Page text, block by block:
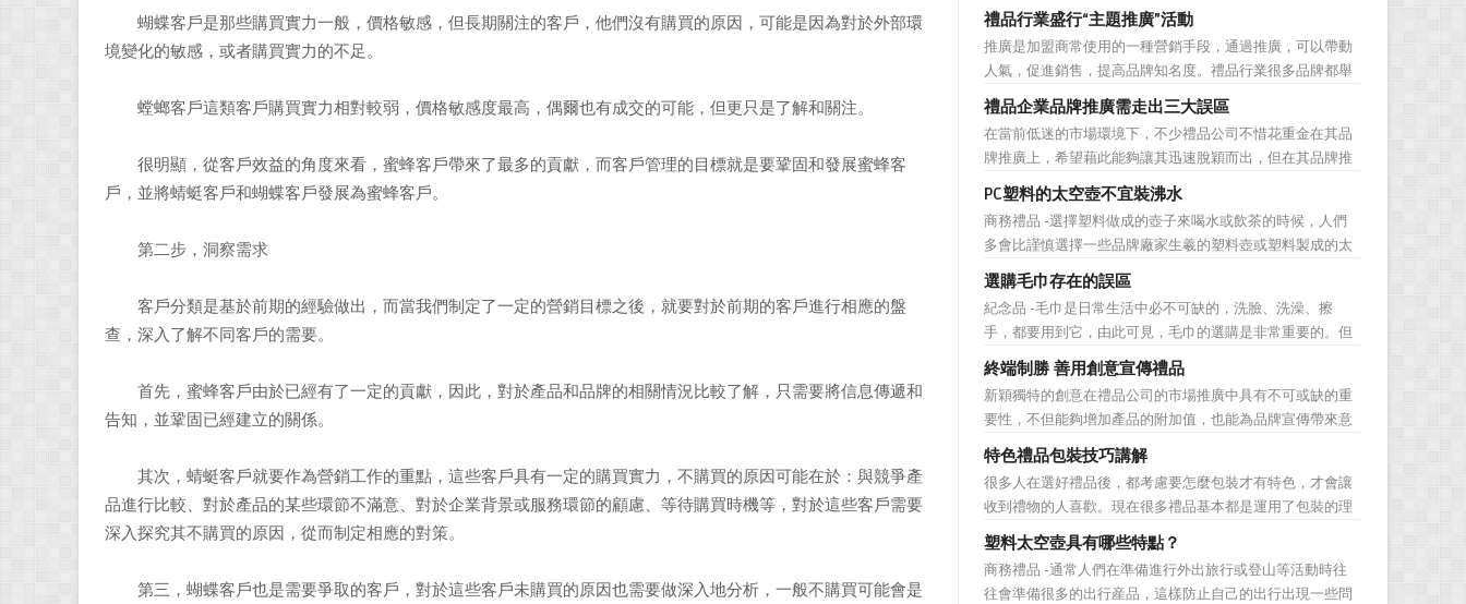
蝴蝶客戶是那些購買實力一般，價格敏感，但長期關注的客戶，他們沒有購買的原因，可能是因為對於外部環
境變化的敏感，或者購買實力的不足。
螳螂客戶這類客戶購買實力相對較弱，價格敏感度最高，偶爾也有成交的可能，但更只是了解和關注。
很明顯，從客戶效益的角度來看，蜜蜂客戶帶來了最多的貢獻，而客戶管理的目標就是要鞏固和發展蜜蜂客
戶，並將蜻蜓客戶和蝴蝶客戶發展為蜜蜂客戶。
第二步，洞察需求
客戶分類是基於前期的經驗做出，而當我們制定了一定的營銷目標之後，就要對於前期的客戶進行相應的盤
查，深入了解不同客戶的需要。
首先，蜜蜂客戶由於已經有了一定的貢獻，因此，對於產品和品牌的相關情況比較了解，只需要將信息傳遞和
告知，並鞏固已經建立的關係。
其次，蜻蜓客戶就要作為營銷工作的重點，這些客戶具有一定的購買實力，不購買的原因可能在於：與競爭產
品進行比較、對於產品的某些環節不滿意、對於企業背景或服務環節的顧慮、等待購買時機等，對於這些客戶需要
深入探究其不購買的原因，從而制定相應的對策。
第三，蝴蝶客戶也是需要爭取的客戶，對於這些客戶未購買的原因也需要做深入地分析，一般不購買可能會是
選。當你還在髮愁老爸生日禮物送什麼的時候，一款真皮皮
帶就是非常不錯的選擇。但是真皮皮帶如果疏於保養，也會
黯然失色，出現裂痕和破損的痕跡，今天小編就爲大家分享
真皮皮帶的注意事項...
禮品行業盛行“主題推廣”活動
推廣是加盟商常使用的一種營銷手段，通過推廣，可以帶動
人氣，促進銷售，提高品牌知名度。禮品行業很多品牌都舉
辦過多場推廣活動，來帶動品牌的提升，然而，隨着推廣活
動的普遍，消費者對於這種推廣已經見怪不怪了。 所
以，儘管現在許多商家打着賠本推廣、以跳樓價銷售的口號
大搞活動，但生意...
禮品企業品牌推廣需走出三大誤區
在當前低迷的市場環境下，不少禮品公司不惜花重金在其品
牌推廣上，希望藉此能夠讓其迅速脫穎而出，但在其品牌推
廣的營銷管理思路上，也有許多禮品企業走入了幾大誤區而
無法自拔，這其中，最為常見的誤區有： 誤區一：不清
楚品牌到底在表達什麼 很多禮品企業在推廣品牌之前，
不知道到...
PC塑料的太空壺不宜裝沸水
商務禮品 -選擇塑料做成的壺子來喝水或飲茶的時候，人們
多會比謹慎選擇一些品牌廠家生羲的塑料壺或塑料製成的太
空壺。塑料壺基本分爲PP和PC兩種材質，那用哪種材質的塑
料壺才安全? PP材質的耐熱性和穩定性好，但耐磨性比
PC差一些。而PC製品比PP製品更美觀，但不耐熱，且部分
PC...
選購毛巾存在的誤區
紀念品 -毛巾是日常生活中必不可缺的，洗臉、洗澡、擦
手，都要用到它，由此可見，毛巾的選購是非常重要的。但
是很多人在選購毛巾時存在很多誤區，下麵就來簡單了解一
下吧! 一、毛巾色澤鮮艷可能用了直接染料，手感好則可
能添加過多柔軟劑 在一些大型超市見到，擺放在貨架上
的毛巾，...
終端制勝 善用創意宣傳禮品
新穎獨特的創意在禮品公司的市場推廣中具有不可或缺的重
要性，不但能夠增加產品的附加值，也能為品牌宣傳帶來意
想不到的促進作用。禮品公司如果能夠巧妙運用這些獨具創
意的宣傳禮品來提升宣傳技巧，在終端推廣中將更具競爭
力。 打火機、煙灰缸、鑰匙鏈、毛巾……當今市場上的
宣傳品幾乎是司空...
特色禮品包裝技巧講解
很多人在選好禮品後，都考慮要怎麼包裝才有特色，才會讓
收到禮物的人喜歡。現在很多禮品基本都是運用了包裝的理
念，像中秋的月餅，以前吃過只是簡單的一張油紙包的月
餅，真的很喜歡吃，價格也不貴，而現在的月餅包裝真的很
嚇人，幾個月餅加上包裝價格要幾百，甚到上千元，讓人感
塑料太空壺具有哪些特點？
商務禮品 -通常人們在準備進行外出旅行或登山等活動時往
往會準備很多的出行産品，這樣防止自己的出行出現一些問